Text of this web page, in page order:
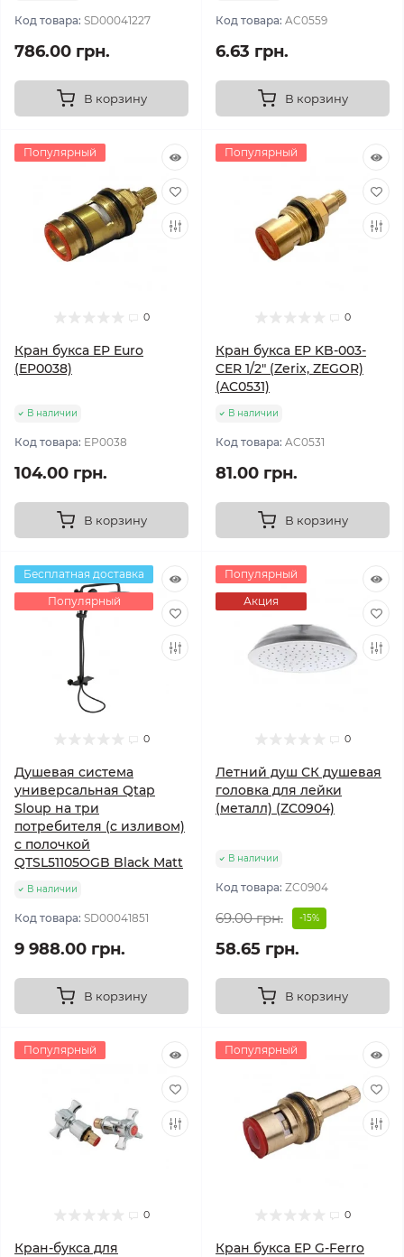
Код товара: SD00041227
786.00 грн.
В корзину
Код товара: AC0559
6.63 грн.
В корзину
Популярный
0
Кран букса EP Euro
(EP0038)
В наличии
Код товара: EP0038
104.00 грн.
В корзину
Популярный
0
Кран букса EP KB-003-
CER 1/2" (Zerix, ZEGOR)
(AC0531)
В наличии
Код товара: AC0531
81.00 грн.
В корзину
Бесплатная доставка
Популярный
0
Душевая система
универсальная Qtap
Sloup на три
потребителя (с изливом)
c полочкой
QTSL51105OGB Black Matt
В наличии
Код товара: SD00041851
9 988.00 грн.
В корзину
Популярный
Акция
0
Летний душ СК душевая
головка для лейки
(металл) (ZC0904)
В наличии
Код товара: ZC0904
69.00 грн. -15%
58.65 грн.
В корзину
Популярный
0
Кран-букса для
Популярный
0
Кран букса EP G-Ferro